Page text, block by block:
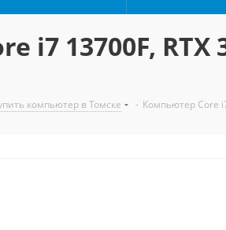
i7 13700F, RTX
компьютер в Томске - Компьютер Core